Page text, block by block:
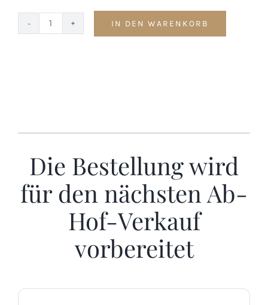
Schnitzel
IN DEN WARENKORB
Die Bestellung wird
für den nächsten Ab-
Hof-Verkauf
vorbereitet